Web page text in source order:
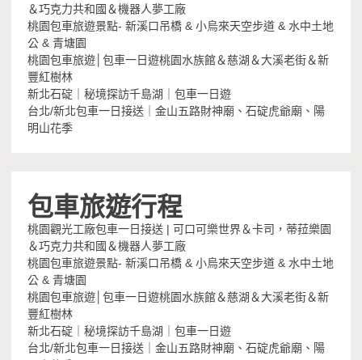
＆巧克力共和國＆機器人夢工廠
桃園包車旅遊景點- 新溪口吊橋 & 小烏來天空步道 & 水中土地
公 & 青塘園
桃園包車旅遊│包車一日遊桃園水族館＆慈湖＆大溪老街＆新
豐紅樹林
新北石碇｜秘境探訪千島湖｜包車一日遊
台北/新北包車一日接送｜金山五路財神廟、石碇虎爺廟、陽
明山花季
包車旅遊行程
桃園觀光工廠包車一日接送 | 可口可樂世界＆卡司，蒂菈樂園
＆巧克力共和國＆機器人夢工廠
桃園包車旅遊景點- 新溪口吊橋 & 小烏來天空步道 & 水中土地
公 & 青塘園
桃園包車旅遊│包車一日遊桃園水族館＆慈湖＆大溪老街＆新
豐紅樹林
新北石碇｜秘境探訪千島湖｜包車一日遊
台北/新北包車一日接送｜金山五路財神廟、石碇虎爺廟、陽